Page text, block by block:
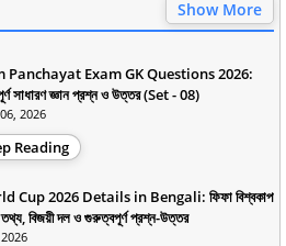
Show More
Panchayat Exam GK Questions 2026:
সাধারণ জ্ঞান প্রশ্ন ও উত্তর (Set - 08)
2026
Reading
Cup 2026 Details in Bengali: ফিফা বিশ্বকাপ
বিজয়ী দল ও গুরুত্বপূর্ণ প্রশ্ন-উত্তর